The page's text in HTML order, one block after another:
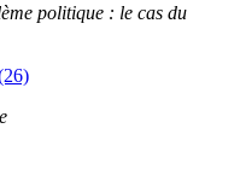
politique : le cas du